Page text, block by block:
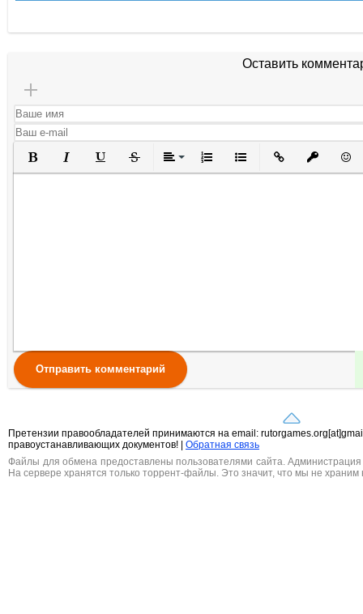
Оставить
Полужирный
КурсивПодчеркнутый
ЗачеркнутыйВыравнивание
Нумерованный список
Маркированный список
Вставить ссылку
Вставить
Отправить комментарий
Претензии правообладателей принимаются на email:
правоустанавливающих документов! |
Обратная связь
Файлы для обмена предоставлены пользователями сайта. Администрация
На сервере хранятся только торрент-файлы. Это значит, что мы не